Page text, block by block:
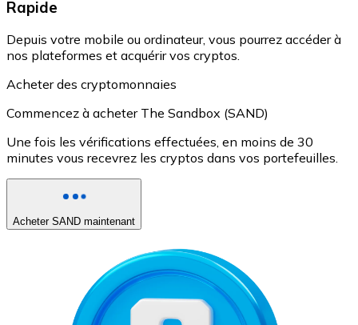
Rapide
Depuis votre mobile ou ordinateur, vous pourrez accéder à
nos plateformes et acquérir vos cryptos.
Acheter des cryptomonnaies
Commencez à acheter The Sandbox (SAND)
Une fois les vérifications effectuées, en moins de 30
minutes vous recevrez les cryptos dans vos portefeuilles.
Acheter SAND maintenant